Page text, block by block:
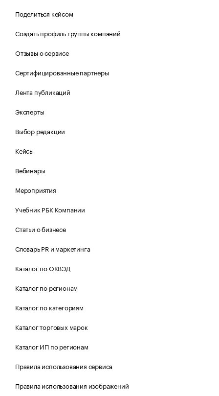
Поделиться кейсом
Создать профиль группы компаний
Отзывы о сервисе
Сертифицированные партнеры
Лента публикаций
Эксперты
Выбор редакции
Кейсы
Вебинары
Мероприятия
Учебник РБК Компании
Статьи о бизнесе
Словарь PR и маркетинга
Каталог по ОКВЭД
Каталог по регионам
Каталог по категориям
Каталог торговых марок
Каталог ИП по регионам
Правила использования сервиса
Правила использования изображений